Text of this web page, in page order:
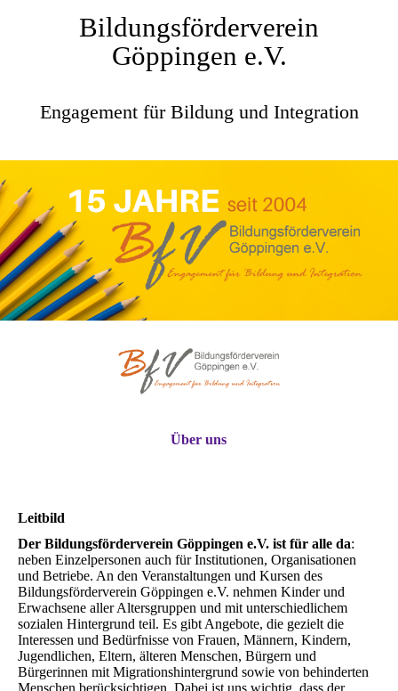
Bildungsförderverein
Göppingen e.V.
Engagement für Bildung und Integration
Über uns
Leitbild
Der Bildungsförderverein Göppingen e.V. ist für alle da:
neben Einzelpersonen auch für Institutionen, Organisationen
und Betriebe. An den Veranstaltungen und Kursen des
Bildungsförderverein Göppingen e.V. nehmen Kinder und
Erwachsene aller Altersgruppen und mit unterschiedlichem
sozialen Hintergrund teil. Es gibt Angebote, die gezielt die
Interessen und Bedürfnisse von Frauen, Männern, Kindern,
Jugendlichen, Eltern, älteren Menschen, Bürgern und
Bürgerinnen mit Migrationshintergrund sowie von behinderten
Menschen berücksichtigen. Dabei ist uns wichtig, dass der